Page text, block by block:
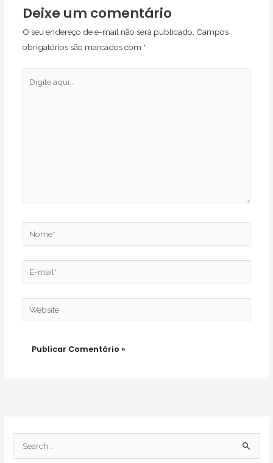
Deixe um comentário
O seu endereço de e-mail não será publicado. Campos
obrigatórios são marcados com *
aqui...
mail*
Website
Pesquisar
por: